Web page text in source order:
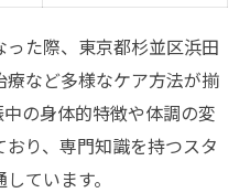
た際、東京都杉並区浜田
など多様なケア方法が揃
の身体的特徴や体調の変
り、専門知識を持つスタ
ています。